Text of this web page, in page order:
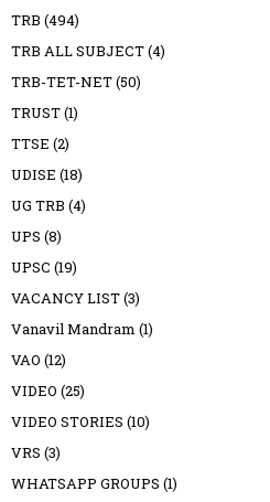
TRB (494)
TRB ALL SUBJECT(4)
TRB-TET-NET(50)
TRUST(1)
TTSE (2)
UDISE (18)
UG TRB (4)
UPS (8)
UPSC (19)
VACANCY LIST(3)
Vanavil Mandram (1)
VAO (12)
VIDEO (25)
VIDEO STORIES (10)
VRS (3)
WHATSAPP GROUPS (1)